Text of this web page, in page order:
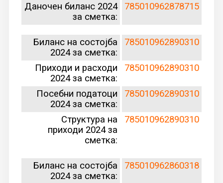
Даночен биланс 2024
за сметка:
785010962878715
Биланс на состојба
2024 за сметка:
785010962890310
Приходи и расходи
2024 за сметка:
785010962890310
Посебни податоци
2024 за сметка:
785010962890310
Структура на
приходи 2024 за
сметка:
785010962890310
Биланс на состојба
2024 за сметка:
785010962860318